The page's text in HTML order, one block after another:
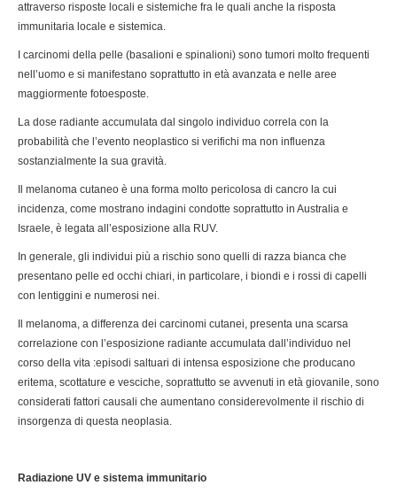
attraverso risposte locali e sistemiche fra le quali anche la risposta
immunitaria locale e sistemica.
I carcinomi della pelle (basalioni e spinalioni) sono tumori molto frequenti
nell’uomo e si manifestano soprattutto in età avanzata e nelle aree
maggiormente fotoesposte.
La dose radiante accumulata dal singolo individuo correla con la
probabilità che l’evento neoplastico si verifichi ma non influenza
sostanzialmente la sua gravità.
Il melanoma cutaneo è una forma molto pericolosa di cancro la cui
incidenza, come mostrano indagini condotte soprattutto in Australia e
Israele, è legata all’esposizione alla RUV.
In generale, gli individui più a rischio sono quelli di razza bianca che
presentano pelle ed occhi chiari, in particolare, i biondi e i rossi di capelli
con lentiggini e numerosi nei.
Il melanoma, a differenza dei carcinomi cutanei, presenta una scarsa
correlazione con l’esposizione radiante accumulata dall’individuo nel
corso della vita :episodi saltuari di intensa esposizione che producano
eritema, scottature e vesciche, soprattutto se avvenuti in età giovanile, sono
considerati fattori causali che aumentano considerevolmente il rischio di
insorgenza di questa neoplasia.
Radiazione UV e sistema immunitario